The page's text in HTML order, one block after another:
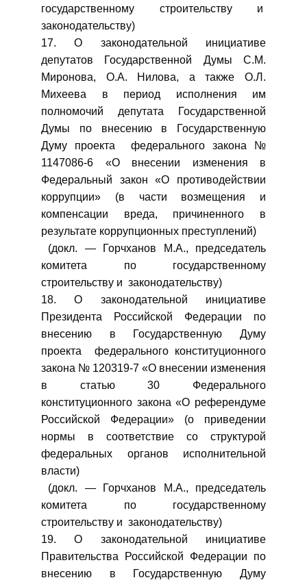
государственному строительству и
законодательству)
17. О законодательной инициативе
депутатов Государственной Думы С.М.
Миронова, О.А. Нилова, а также О.Л.
Михеева в период исполнения им
полномочий депутата Государственной
Думы по внесению в Государственную
Думу проекта федерального закона №
1147086-6 «О внесении изменения в
Федеральный закон «О противодействии
коррупции» (в части возмещения и
компенсации вреда, причиненного в
результате коррупционных преступлений)
(докл. — Горчханов М.А., председатель
комитета по государственному
строительству и законодательству)
18. О законодательной инициативе
Президента Российской Федерации по
внесению в Государственную Думу
проекта федерального конституционного
закона № 120319-7 «О внесении изменения
в статью 30 Федерального
конституционного закона «О референдуме
Российской Федерации» (о приведении
нормы в соответствие со структурой
федеральных органов исполнительной
власти)
(докл. — Горчханов М.А., председатель
комитета по государственному
строительству и законодательству)
19. О законодательной инициативе
Правительства Российской Федерации по
внесению в Государственную Думу